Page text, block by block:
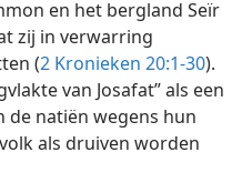
en het bergland Seïr
zij in verwarring
(2 Kronieken 20:1-30).
van Josafat” als een
de natiën wegens hun
als druiven worden